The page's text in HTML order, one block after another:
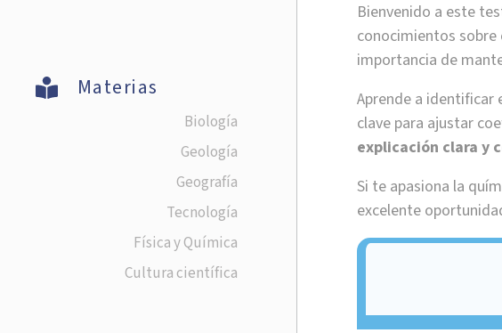
Materias
Biología
Geología
Geografía
Tecnología
Física y Química
Cultura científica
Bienvenido a este
conocimientos sobre
importancia de
Aprende a identificar
clave para ajustar
explicación clara y
Si te apasiona la
excelente